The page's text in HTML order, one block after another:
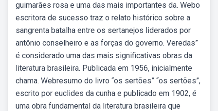
guimarães rosa e uma das mais importantes da. Webo
escritora de sucesso traz o relato histórico sobre a
sangrenta batalha entre os sertanejos liderados por
antônio conselheiro e as forças do governo. Veredas”
é considerado uma das mais significativas obras da
literatura brasileira. Publicada em 1956, inicialmente
chama. Webresumo do livro “os sertões” “os sertões”,
escrito por euclides da cunha e publicado em 1902, é
uma obra fundamental da literatura brasileira que